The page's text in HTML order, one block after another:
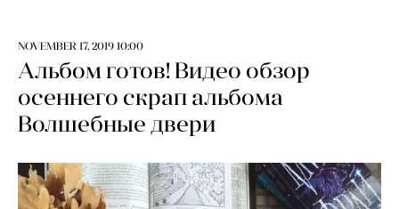
NOVEMBER 17, 2019 10:00
Альбом готов! Видео обзор
осеннего скрап альбома
Волшебные двери